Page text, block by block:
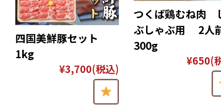
四国美鮮豚セット
1kg
¥3,700(税込)
つくば鶏むね肉
ぶしゃぶ用 2人
300g
¥650(